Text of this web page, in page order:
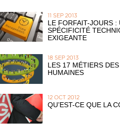
11 SEP 2013
LE FORFAIT-JOURS :
SPÉCIFICITÉ
EXIGEANTE
18 SEP 2013
LES 17 MÉTIERS
HUMAINES
12 OCT 2012
QU’EST-CE QUE LA